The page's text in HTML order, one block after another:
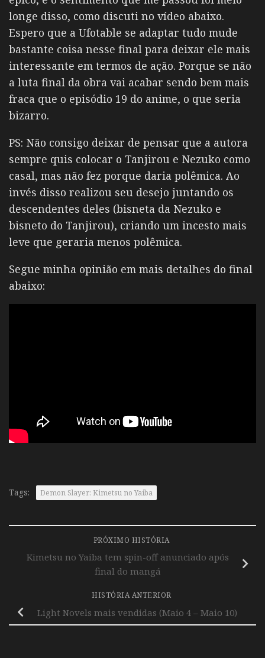
longe disso, como discuti no vídeo abaixo.
Espero que a Ufotable se adaptar tudo mude
bastante coisa nesse final para deixar ele mais
interessante em termos de ação. Porque se não
a luta final da obra vai acabar sendo bem mais
fraca que o episódio 19 do anime, o que seria
bizarro.
PS: Não consigo deixar de pensar que a autora
sempre quis colocar o Tanjirou e Nezuko como
casal, mas não fez porque daria polêmica. Ao
invés disso realizou seu desejo juntando os
descendentes deles (bisneta da Nezuko e
bisneto do Tanjirou), criando um incesto mais
leve que geraria menos polêmica.
Segue minha opinião em mais detalhes do final
abaixo:
Tags: Demon Slayer: Kimetsu no Yaiba
PRÓXIMO HISTÓRIA
Kimetsu no Yaiba tem spin-off anunciado após
final do mangá
HISTÓRIA ANTERIOR
Light Novels mais vendidas (Maio 4 – Maio 10)